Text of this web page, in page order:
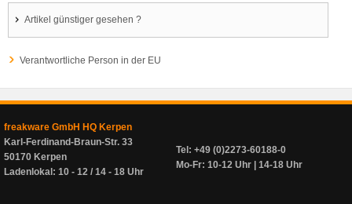
Artikel günstiger gesehen ?
Verantwortliche Person in der EU
freakware GmbH HQ Kerpen
Karl-Ferdinand-Braun-Str. 33
50170 Kerpen
Ladenlokal: 10 - 12 / 14 - 18 Uhr
Tel: +49 (0)2273-60188-0
Mo-Fr: 10-12 Uhr | 14-18 Uhr